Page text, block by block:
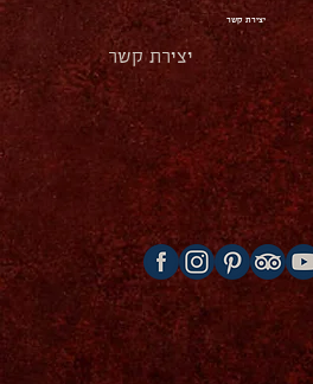
יצירת קשר
יצירת קשר